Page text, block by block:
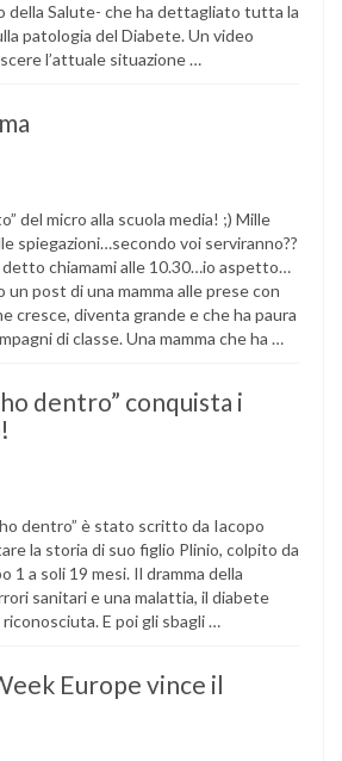
della Salute- che ha dettagliato tutta la
patologia del Diabete. Un video
l’attuale situazione …
del micro alla scuola media! ;) Mille
spiegazioni…secondo voi serviranno??
chiamami alle 10.30…io aspetto…
un post di una mamma alle prese con
cresce, diventa grande e che ha paura
di classe. Una mamma che ha …
dentro” conquista i
dentro” è stato scritto da Iacopo
la storia di suo figlio Plinio, colpito da
1 a soli 19 mesi. Il dramma della
sanitari e una malattia, il diabete
E poi gli sbagli …
Europe vince il